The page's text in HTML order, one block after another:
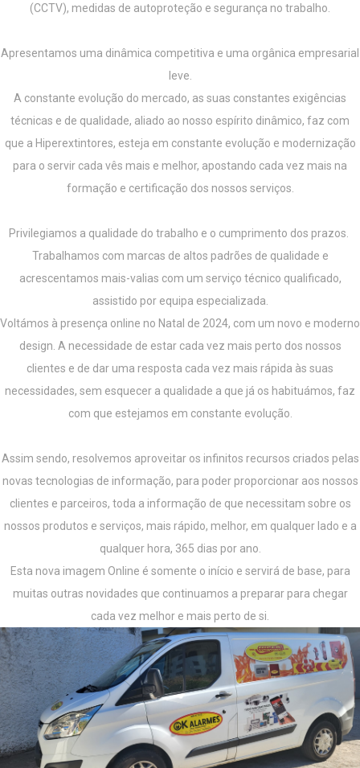
(CCTV), medidas de autoproteção e segurança no trabalho.
Apresentamos uma dinâmica competitiva e uma orgânica empresarial
leve.
A constante evolução do mercado, as suas constantes exigências
técnicas e de qualidade, aliado ao nosso espírito dinâmico, faz com
que a Hiperextintores, esteja em constante evolução e modernização
para o servir cada vês mais e melhor, apostando cada vez mais na
formação e certificação dos nossos serviços.
Privilegiamos a qualidade do trabalho e o cumprimento dos prazos.
Trabalhamos com marcas de altos padrões de qualidade e
acrescentamos mais-valias com um serviço técnico qualificado,
assistido por equipa especializada.
Voltámos à presença online no Natal de 2024, com um novo e moderno
design. A necessidade de estar cada vez mais perto dos nossos
clientes e de dar uma resposta cada vez mais rápida às suas
necessidades, sem esquecer a qualidade a que já os habituámos, faz
com que estejamos em constante evolução.
Assim sendo, resolvemos aproveitar os infinitos recursos criados pelas
novas tecnologias de informação, para poder proporcionar aos nossos
clientes e parceiros, toda a informação de que necessitam sobre os
nossos produtos e serviços, mais rápido, melhor, em qualquer lado e a
qualquer hora, 365 dias por ano.
Esta nova imagem Online é somente o início e servirá de base, para
muitas outras novidades que continuamos a preparar para chegar
cada vez melhor e mais perto de si.